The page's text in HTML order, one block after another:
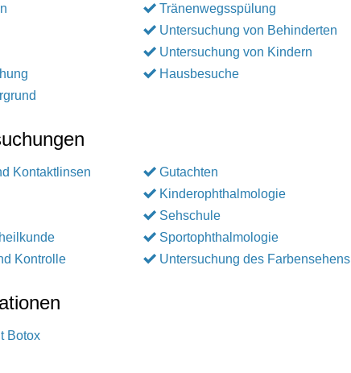
Tränenwegsspülung
Untersuchung von Behinderten
Untersuchung von Kindern
Hausbesuche
Kontaktlinsen
Kontrolle
Gutachten
Kinderophthalmologie
Sehschule
Sportophthalmologie
Untersuchung des Farbensehens
Botox